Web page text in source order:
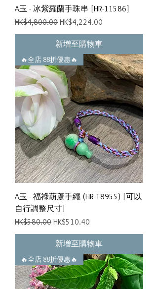
A玉 - 冰紫羅蘭手珠串 [HR-11586]
一般價格
HK$4,800.00 促銷價格
HK$4,224.00
新增至購物車
🔥全店 88折優惠🔥
A玉 - 福祿葫蘆手繩 (HR-18955) [可以
自行調整尺寸]
一般價格
HK$580.00 促銷價格
HK$510.40
新增至購物車
🔥全店 88折優惠🔥